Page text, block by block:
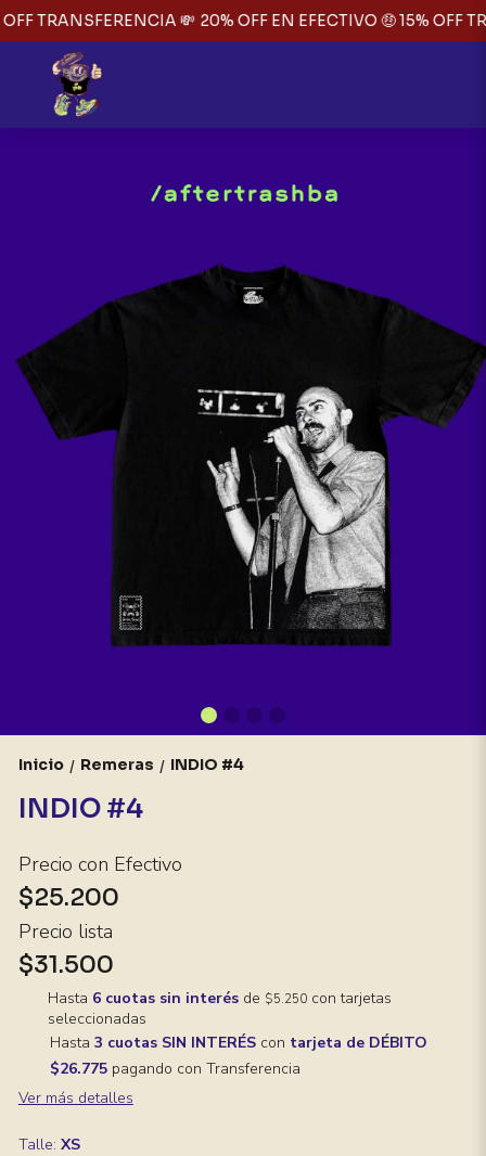
TRANSFERENCIA 💸 20% OFF EN EFECTIVO 🤑 15% OFF
Inicio / Remeras / INDIO #4
INDIO #4
Precio con Efectivo
$25.200
Precio lista
$31.500
Hasta 6 cuotas sin interés de $5.250 con tarjetas
seleccionadas
Hasta 3 cuotas SIN INTERÉScon tarjeta de DÉBITO
$26.775pagando con Transferencia
Ver más detalles
Talle: XS